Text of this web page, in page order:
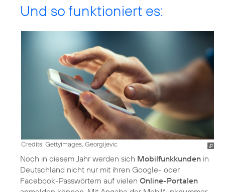
Und so funktioniert es:
Credits: Gettyimages, Georgijevic
Noch in diesem Jahr werden sich Mobilfunkkunden in
Deutschland nicht nur mit ihren Google- oder
Facebook-Passwörtern auf vielen Online-Portalen